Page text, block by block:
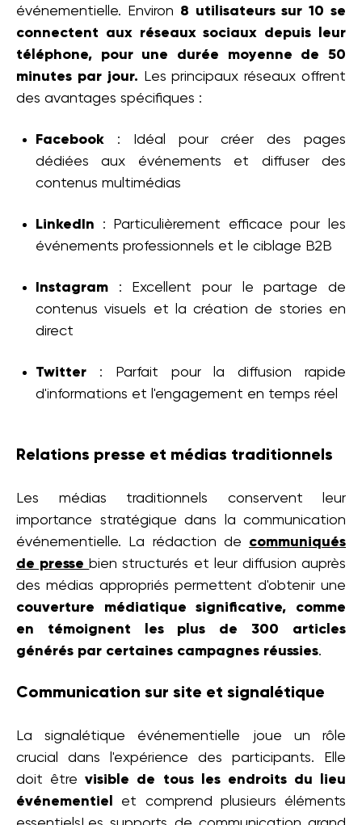
événementielle. Environ 8 utilisateurs sur 10 se
connectent aux réseaux sociaux depuis leur
téléphone, pour une durée moyenne de 50
minutes par jour. Les principaux réseaux offrent
des avantages spécifiques :
Facebook : Idéal pour créer des pages
dédiées aux événements et diffuser des
contenus multimédias
LinkedIn : Particulièrement efficace pour les
événements professionnels et le ciblage B2B
Instagram : Excellent pour le partage de
contenus visuels et la création de stories en
direct
Twitter : Parfait pour la diffusion rapide
d'informations et l'engagement en temps réel
Relations presse et médias traditionnels
Les médias traditionnels conservent leur
importance stratégique dans la communication
événementielle. La rédaction de communiqués
de presse bien structurés et leur diffusion auprès
des médias appropriés permettent d'obtenir une
couverture médiatique significative, comme
en témoignent les plus de 300 articles
générés par certaines campagnes réussies.
Communication sur site et signalétique
La signalétique événementielle joue un rôle
crucial dans l'expérience des participants. Elle
doit êtrevisible de tous les endroits du lieu
événementiel
et comprend plusieurs éléments